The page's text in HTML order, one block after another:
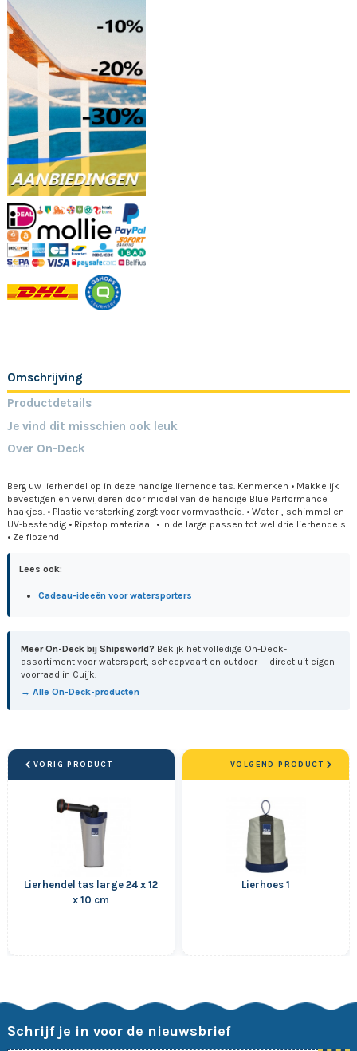
Omschrijving
Productdetails
Je vind dit misschien ook leuk
Over On-Deck
Berg uw lierhendel op in deze handige lierhendeltas. Kenmerken • Makkelijk
bevestigen en verwijderen door middel van de handige Blue Performance
haakjes. • Plastic versterking zorgt voor vormvastheid. • Water-, schimmel en
UV-bestendig • Ripstop materiaal. • In de large passen tot wel drie lierhendels.
• Zelflozend
Lees ook:
Cadeau-ideeën voor watersporters
Meer On-Deck bij Shipsworld? Bekijk het volledige On-Deck-
assortiment voor watersport, scheepvaart en outdoor — direct uit eigen
voorraad in Cuijk.
→ Alle On-Deck-producten
VORIG PRODUCT
Lierhendel tas large 24 x 12
x 10 cm
Lierhoes 1
VOLGEND PRODUCT
Schrijf je in voor de nieuwsbrief